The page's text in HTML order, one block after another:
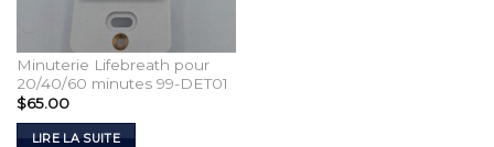
Minuterie Lifebreath pour
20/40/60 minutes 99-DET01
$65.00
LIRE LA SUITE